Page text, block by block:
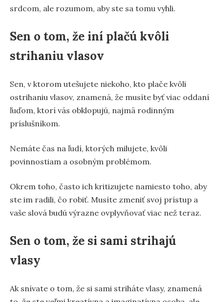
srdcom, ale rozumom, aby ste sa tomu vyhli.
Sen o tom, že iní plačú kvôli
strihaniu vlasov
Sen, v ktorom utešujete niekoho, kto plače kvôli
ostrihaniu vlasov, znamená, že musíte byť viac oddaní
ľuďom, ktorí vás obklopujú, najmä rodinným
príslušníkom.
Nemáte čas na ľudí, ktorých milujete, kvôli
povinnostiam a osobným problémom.
Okrem toho, často ich kritizujete namiesto toho, aby
ste im radili, čo robiť. Musíte zmeniť svoj prístup a
vaše slová budú výrazne ovplyvňovať viac než teraz.
Sen o tom, že si sami strihajú
vlasy
Ak snívate o tom, že si sami striháte vlasy, znamená